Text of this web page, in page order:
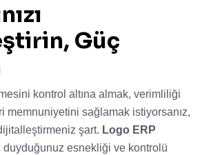
Güç
kontrol altına almak, verimliliği
memnuniyetini sağlamak istiyorsanız,
şart. Logo ERP
duyduğunuz esnekliği ve kontrolü